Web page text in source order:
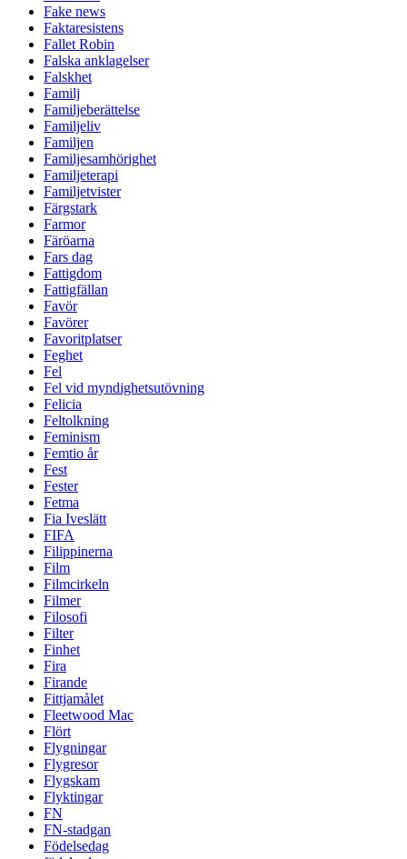
Fake news
Faktaresistens
Fallet Robin
Falska anklagelser
Falskhet
Familj
Familjeberättelse
Familjeliv
Familjen
Familjesamhörighet
Familjeterapi
Familjetvister
Färgstark
Farmor
Färöarna
Fars dag
Fattigdom
Fattigfällan
Favör
Favörer
Favoritplatser
Feghet
Fel
Fel vid myndighetsutövning
Felicia
Feltolkning
Feminism
Femtio år
Fest
Fester
Fetma
Fia Iveslätt
FIFA
Filippinerna
Film
Filmcirkeln
Filmer
Filosofi
Filter
Finhet
Fira
Firande
Fittjamålet
Fleetwood Mac
Flört
Flygningar
Flygresor
Flygskam
Flyktingar
FN
FN-stadgan
Födelsedag